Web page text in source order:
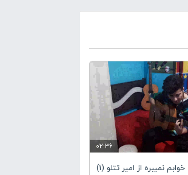
02:36
نمیبره از امیر تتلو (1)